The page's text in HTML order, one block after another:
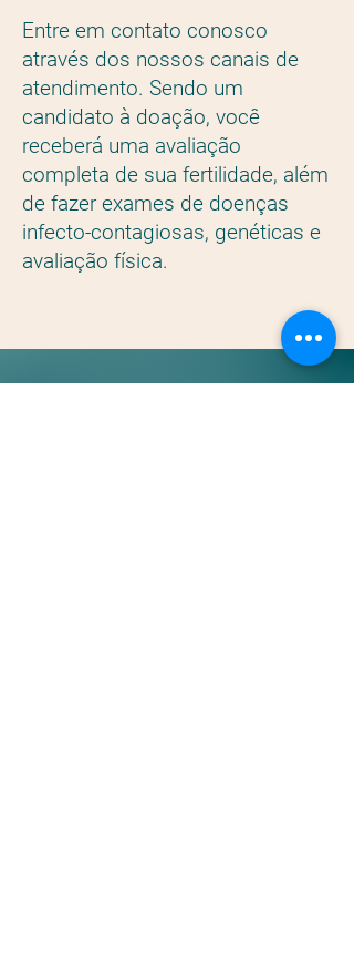
Entre em contato conosco
através dos nossos canais de
atendimento. Sendo um
candidato à doação, você
receberá uma avaliação
completa de sua fertilidade, além
de fazer exames de doenças
infecto-contagiosas, genéticas e
avaliação física.